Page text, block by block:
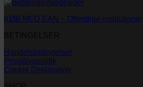
KØB MED EAN – Offentlige institutioner
Handelsbetingelser
Privatlivspolitik
Cookie Deklaration